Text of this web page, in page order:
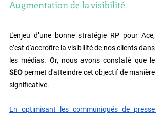
Augmentation de la visibilité
L'enjeu d’une bonne stratégie RP pour Ace,
c’est d'accroître la visibilité de nos clients dans
SEO permet d'atteindre cet objectif de manière
significative.
En optimisant les communiqués de presse